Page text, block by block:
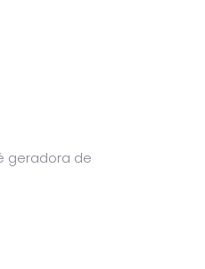
geradora de